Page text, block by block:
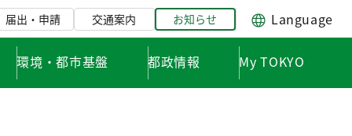
届出・申請 交通案内 お知らせ Language
環境・都市基盤 都政情報 My TOKYO